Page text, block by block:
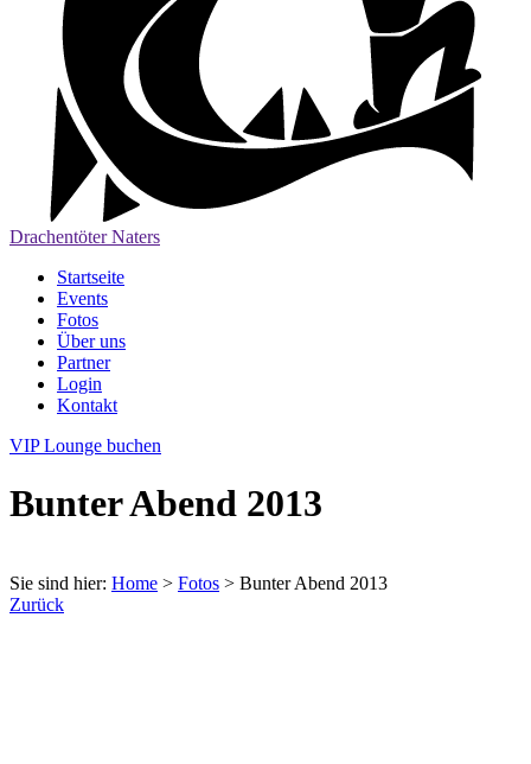
Drachentöter Naters
Startseite
Events
Fotos
Über uns
Partner
Login
Kontakt
VIP Lounge buchen
Bunter Abend 2013
Sie sind hier: Home > Fotos > Bunter Abend 2013
Zurück